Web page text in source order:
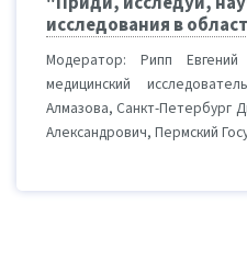
исследования в
Модератор: Рипп Евгений
медицинский
Алмазова, Санкт-Петербург
Александрович, Пермский